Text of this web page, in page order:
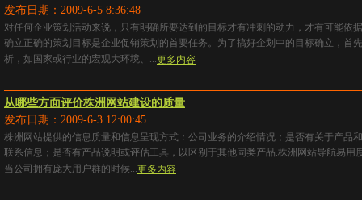
发布日期：2009-6-5 8:36:48
对任何企业策划活动来说，只有明确所要达到的目标才有冲刺的动力，才有可能依
确立正确的策划目标是企业促销策划的首要任务。为了搞好企划中的目标确立，首
析，如国家或行业的宏观大环境、...更多内容
从哪些方面评价株洲网站建设的质量
发布日期：2009-6-3 12:00:45
株洲网站提供的信息质量和信息呈现方式：公司业务的介绍情况；是否有关于产品
联系信息；是否有产品说明或评估工具，以区别于其他同类产品.株洲网站导航易用
当公司拥有庞大用户群的时候...更多内容